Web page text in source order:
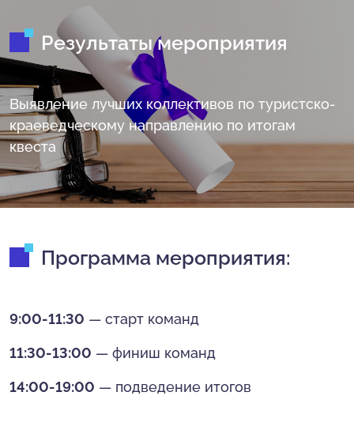
Результаты мероприятия
Выявление лучших коллективов по туристско-
краеведческому направлению по итогам
квеста
Программа мероприятия:
9:00-11:30 — старт команд
11:30-13:00 — финиш команд
14:00-19:00 — подведение итогов